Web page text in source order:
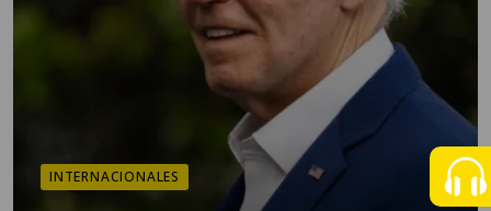
INTERNACIONALES